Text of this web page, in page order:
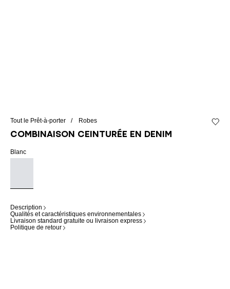
Tout le Prêt-à-porter Robes
Combinaison ceinturée en denim
Blanc
Description
Qualités et caractéristiques environnementales
Livraison standard gratuite ou livraison express
Politique de retour